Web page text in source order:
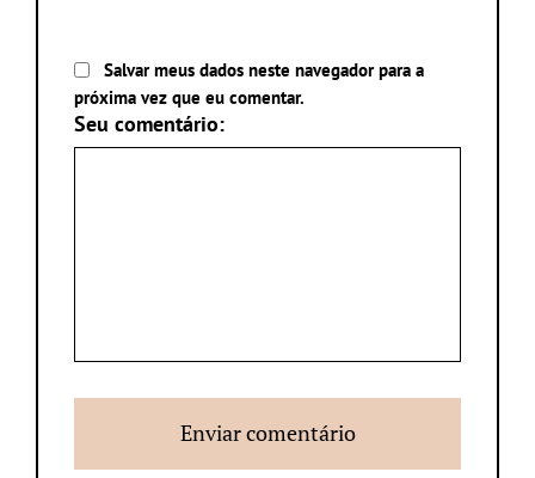
Salvar meus dados neste navegador para a
próxima vez que eu comentar.
Seu comentário: